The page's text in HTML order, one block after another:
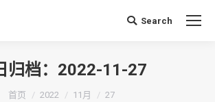
搜 Search
归档： 2022-11-27
你在这里：
首页 2022 11月 27